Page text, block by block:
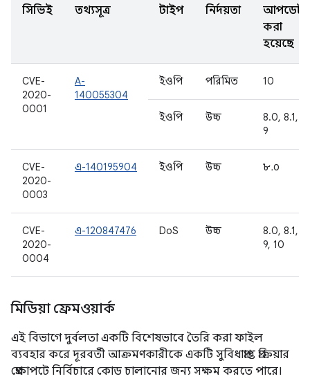
সিভিই তথ্যসূত্র টাইপ নির্দয়তা
আপডেট
করা
হয়েছে
CVE-
2020-
0001
A-
140055304
ইওপি পরিমিত 10
ইওপি উচ্চ
8.0, 8.1,
9
CVE-
2020-
0003
এ-140195904 ইওপি উচ্চ ৮.০
CVE-
2020-
0004
এ-120847476 DoS উচ্চ
8.0, 8.1,
9, 10
মিডিয়া ফ্রেমওয়ার্ক
এই বিভাগে দুর্বলতা একটি বিশেষভাবে তৈরি করা ফাইল
ব্যবহার করে দূরবর্তী আক্রমণকারীকে একটি সুবিধাপ্রাপ্ত প্রক্রিয়ার
প্রেক্ষাপটে নির্বিচারে কোড চালানোর জন্য সক্ষম করতে পারে।